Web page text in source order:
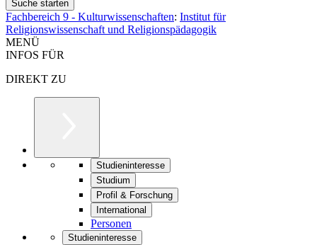
Fachbereich 9 - Kulturwissenschaften: Institut für
Religionswissenschaft und Religionspädagogik
MENÜ
INFOS FÜR
DIREKT ZU
Studieninteresse
Studium
Profil & Forschung
International
Personen
Studieninteresse